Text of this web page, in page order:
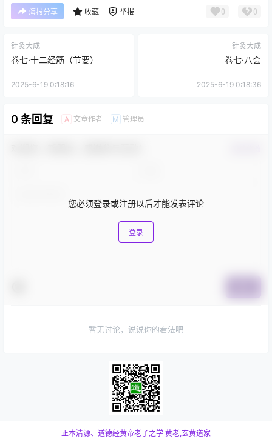
海报分享 收藏 举报 0 0
针灸大成
卷七·十二经筋（节要）
2025-6-19 0:18:16
针灸大成
卷七·八会
2025-6-19 0:18:36
0 条回复 A 文章作者 M 管理员
您必须登录或注册以后才能发表评论
登录
暂无讨论，说说你的看法吧
正本清源、道德经黄帝老子之学 黄老,玄黄道家